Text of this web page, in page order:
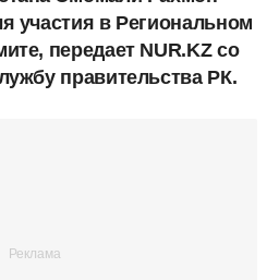
участия в Региональном
передает NUR.KZ со
правительства РК.